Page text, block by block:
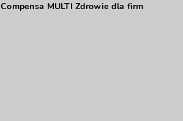
Compensa MULTI Zdrowie dla firm